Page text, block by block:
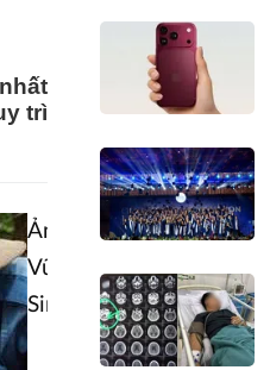
trì
Ảnh tư liệu:
Vũ
Sinh/TTXVN